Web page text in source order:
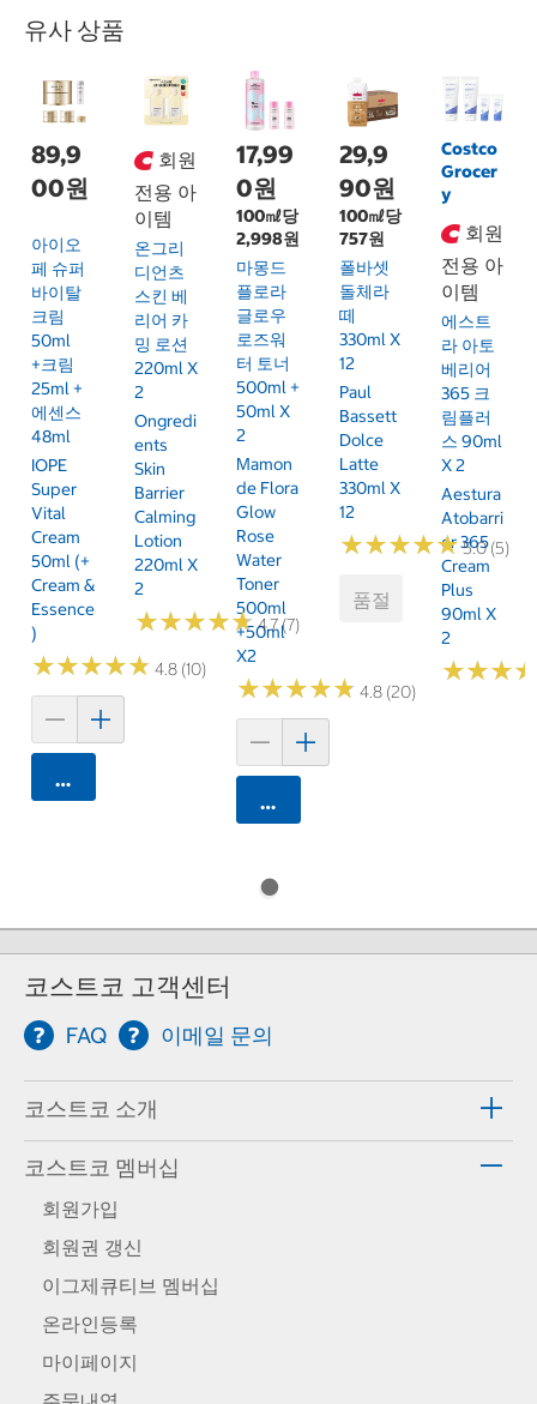
유사 상품
89,9
00원
아이오
페 슈퍼
바이탈
크림
50ml
+크림
25ml +
에센스
48ml
IOPE
Super
Vital
Cream
50ml (+
Cream &
Essence
)
★★★★★
★★★★★ 4.8 (10)
카트에 담기
회원
전용 아
이템
온그리
디언츠
스킨 베
리어 카
밍 로션
220ml X
2
Ongredi
Ents
Skin
Barrier
Calming
Lotion
220ml X
2
★★★★★
★★★★★4.7 (7)
17,99
0원
100㎖당
2,998원
마몽드
플로라
글로우
로즈워
터 토너
500ml +
50ml X
2
Mamon
De Flora
Glow
Rose
Water
Toner
500ml
+50ml
X2
★★★★★
★★★★★ 4.8 (20)
카트에 담기
29,9
90원
100㎖당
757원
폴바셋
돌체라
떼
330ml X
12
Paul
Bassett
Dolce
Latte
330ml X
12
★★★★★
★★★★★ 5.0 (5)
품절
Costco
Grocer
y
회원
전용 아
이템
에스트
라 아토
베리어
365 크
림플러
스 90ml
X 2
Aestura
Atobarri
Er 365
Cream
Plus
90ml X
2
★★★
★★★
코스트코 고객센터
FAQ 이메일 문의
코스트코 소개
코스트코 멤버십
회원가입
회원권 갱신
이그제큐티브 멤버십
온라인등록
마이페이지